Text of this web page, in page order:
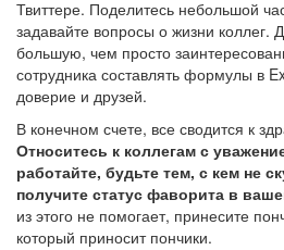
Твиттере. Поделитесь небольшой
задавайте вопросы о жизни коллег.
большую, чем просто
сотрудника составлять формулы в
доверие и друзей.
В конечном счете, все сводится к
Относитесь к коллегам с
работайте, будьте тем, с кем не
получите статус фаворита в
из этого не помогает, принесите
который приносит пончики.